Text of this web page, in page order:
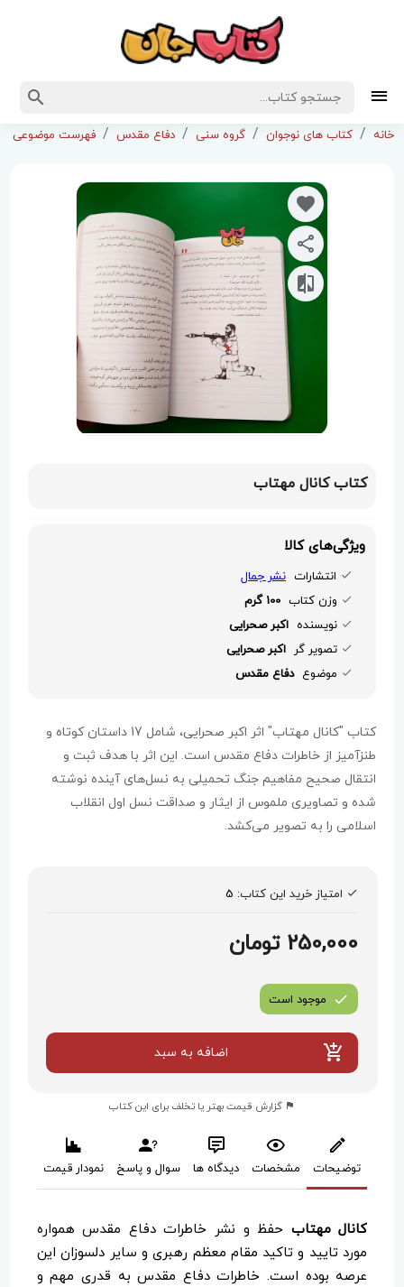
خانه کتاب های نوجوان گروه سنی دفاع مقدس فهرست موضوعی
کتاب کانال مهتاب
ویژگی‌های کالا
انتشارات نشر جمال
وزن کتاب 100 گرم
نویسنده اکبر صحرایی
تصویر گر اکبر صحرایی
موضوع دفاع مقدس
کتاب "کانال مهتاب" اثر اکبر صحرایی، شامل 17 داستان کوتاه و
طنزآمیز از خاطرات دفاع مقدس است. این اثر با هدف ثبت و
انتقال صحیح مفاهیم جنگ تحمیلی به نسل‌های آینده نوشته
شده و تصاویری ملموس از ایثار و صداقت نسل اول انقلاب
اسلامی را به تصویر می‌کشد.
امتیاز خرید این کتاب: 5
250,000 تومان
موجود است
اضافه به سبد
گزارش قیمت بهتر یا تخلف برای این کتاب
توضیحات مشخصات دیدگاه ها سوال و پاسخ نمودار قیمت
کانال مهتاب حفظ و نشر خاطرات دفاع مقدس همواره
مورد تایید و تاکید مقام معظم رهبری و سایر دلسوزان این
عرصه بوده است. خاطرات دفاع مقدس به قدری مهم و